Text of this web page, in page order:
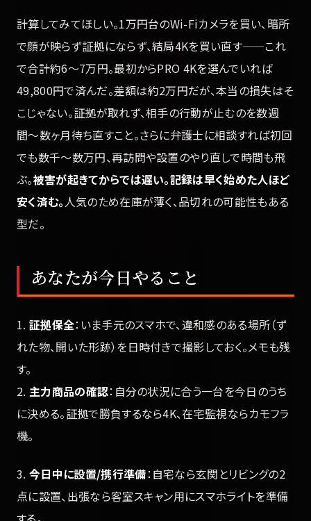
計算してみてほしい。1万円台のWi-Fiカメラを買い、暗所
で顔が映らず証拠にならず、結局4Kを買い直す——これ
で合計約6〜7万円。最初からPRO 4Kを選んでいれば
49,800円で済んだ。差額は約2万円だが、本当の損失はそ
こじゃない。証拠が取れず、相手の行動が止むのを数週
間〜数ヶ月待ち直すこと。さらに弁護士に相談すれば初回
でも数千〜数万円、再訪問や設置のやり直しで時間も飛
ぶ。被害が起きてからでは遅い。記録は早く始めた人ほど
安く済む。人気のため在庫が薄く、品切れの可能性もある
型だ。
あなたが今日やること
1. 証拠保全：いま手元のスマホで、違和感のある場所（ず
れた物、開いた形跡）を日時付きで撮影しておく。メモも残
す。
2. 主力商品の確認：自分の状況に合う一台を今日のうち
に決める。証拠で勝負するなら4K、在宅監視ならカモフラ
機。
3. 今日中に設置/携行準備：自宅なら玄関とリビングの2
点に設置、出張なら客室スキャン用にスマホライトを準備